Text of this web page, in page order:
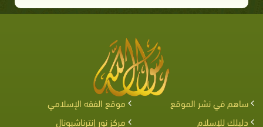
ساهم في نشر الموقع
موقع الفقه الإسلامي
دليلك للإسلام
مركز نور إنترناشيونال